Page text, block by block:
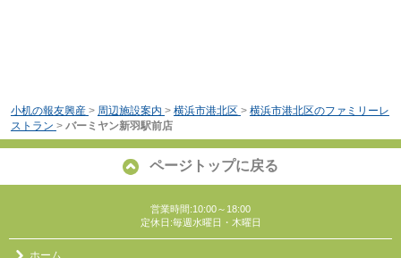
小机の報友興産 > 周辺施設案内 > 横浜市港北区 > 横浜市港北区のファミリーレ
ストラン > バーミヤン新羽駅前店
ページトップに戻る
営業時間:10:00～18:00
定休日:毎週水曜日・木曜日
ホーム